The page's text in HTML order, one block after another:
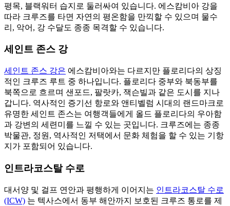
평목, 블랙워터 습지로 둘러싸여 있습니다. 에스캄비아 강을
따라 크루즈를 타면 자연의 평온함을 만끽할 수 있으며 물수
리, 악어, 강 수달도 종종 목격할 수 있습니다.
세인트 존스 강
세인트 존스 강은 에스캄비아와는 다르지만 플로리다의 상징
적인 크루즈 루트 중 하나입니다. 플로리다 중부와 북동부를
북쪽으로 흐르며 샌포드, 팔랏카, 잭슨빌과 같은 도시를 지나
갑니다. 역사적인 증기선 항로와 앤티벨럼 시대의 랜드마크로
유명한 세인트 존스는 여행객들에게 올드 플로리다의 우아함
과 강변의 세련미를 느낄 수 있는 곳입니다. 크루즈에는 종종
박물관, 정원, 역사적인 저택에서 문화 체험을 할 수 있는 기항
지가 포함되어 있습니다.
인트라코스탈 수로
대서양 및 걸프 연안과 평행하게 이어지는 인트라코스탈 수로
(ICW) 는 텍사스에서 동부 해안까지 보호된 크루즈 통로를 제